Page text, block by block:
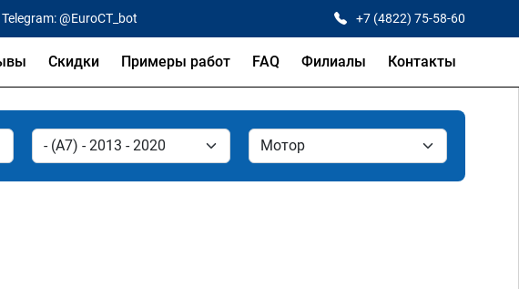
Telegram: @EuroCT_bot +7 (4822) 75-58-60
Скидки Примеры работ FAQ Филиалы Контакты